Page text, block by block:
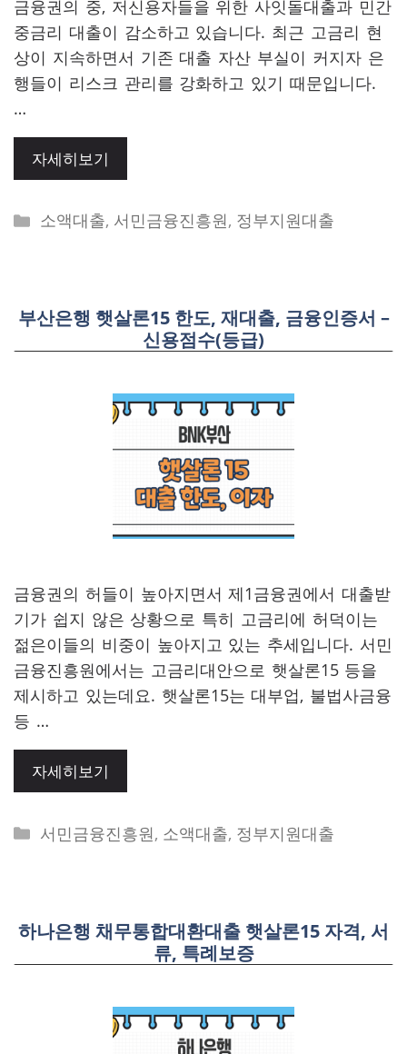
금융권의 중, 저신용자들을 위한 사잇돌대출과 민간
중금리 대출이 감소하고 있습니다. 최근 고금리 현
상이 지속하면서 기존 대출 자산 부실이 커지자 은
행들이 리스크 관리를 강화하고 있기 때문입니다.
…
자세히보기
Categories
소액대출, 서민금융진흥원, 정부지원대출
부산은행 햇살론15 한도, 재대출, 금융인증서 –
신용점수(등급)
금융권의 허들이 높아지면서 제1금융권에서 대출받
기가 쉽지 않은 상황으로 특히 고금리에 허덕이는
젊은이들의 비중이 높아지고 있는 추세입니다. 서민
금융진흥원에서는 고금리대안으로 햇살론15 등을
제시하고 있는데요. 햇살론15는 대부업, 불법사금융
등 …
자세히보기
Categories
서민금융진흥원, 소액대출, 정부지원대출
하나은행 채무통합대환대출 햇살론15 자격, 서
류, 특례보증